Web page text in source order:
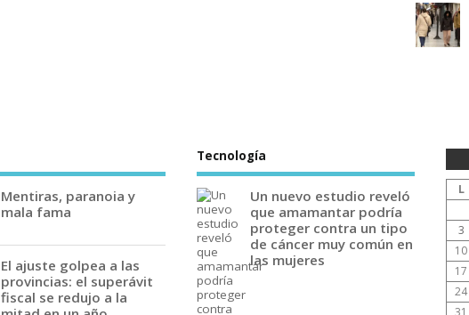
Mentiras, paranoia y
mala fama
El ajuste golpea a las
provincias: el superávit
fiscal se redujo a la
Tecnología
Un nuevo estudio reveló
que amamantar podría
proteger contra un tipo
de cáncer muy común en
las mujeres
L
3
10
17
24
31